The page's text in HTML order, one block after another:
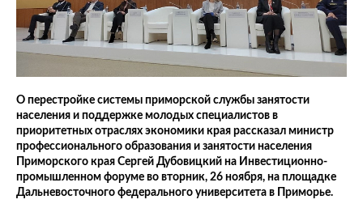
О перестройке системы приморской службы занятости
населения и поддержке молодых специалистов в
приоритетных отраслях экономики края рассказал министр
профессионального образования и занятости населения
Приморского края Сергей Дубовицкий на Инвестиционно-
промышленном форуме во вторник, 26 ноября, на площадке
Дальневосточного федерального университета в Приморье.